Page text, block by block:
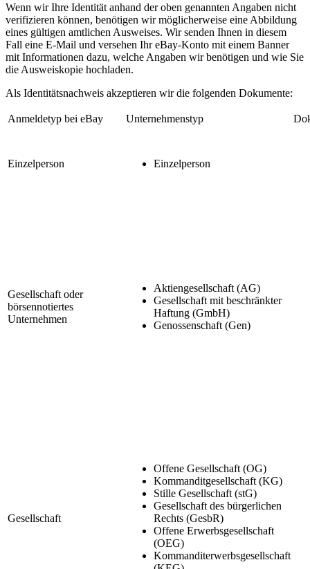
Wenn wir Ihre Identität anhand der oben genannten Angaben nicht
verifizieren können, benötigen wir möglicherweise eine Abbildung
eines gültigen amtlichen Ausweises. Wir senden Ihnen in diesem
Fall eine E-Mail und versehen Ihr eBay-Konto mit einem Banner
mit Informationen dazu, welche Angaben wir benötigen und wie Sie
die Ausweiskopie hochladen.
Als Identitätsnachweis akzeptieren wir die folgenden Dokumente:
Anmeldetyp bei eBay Unternehmenstyp
Einzelperson Einzelperson
Gesellschaft oder
börsennotiertes
Unternehmen
Aktiengesellschaft (AG)
Gesellschaft mit beschränkter
Haftung (GmbH)
Genossenschaft (Gen)
Gesellschaft
Offene Gesellschaft (OG)
Kommanditgesellschaft (KG)
Stille Gesellschaft (stG)
Gesellschaft des bürgerlichen
Rechts (GesbR)
Offene Erwerbsgesellschaft
(OEG)
Kommanditerwerbsgesellschaft